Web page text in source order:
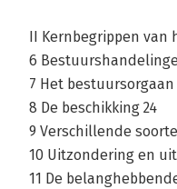
II Kernbegrippen van
6
7 Het bestuursorgaan
8 De beschikking 24
9 Verschillende
10 Uitzondering en
11 De